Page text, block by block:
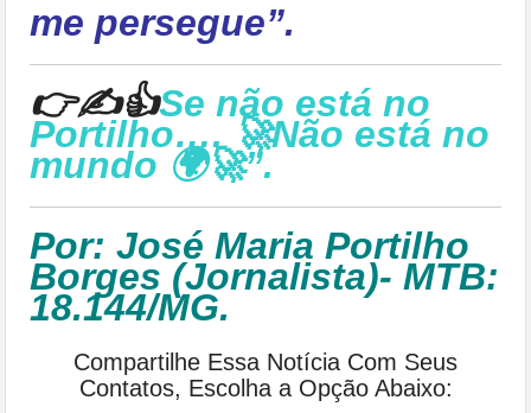
me persegue”.
👉✍👍Se não está no
Portilho…. 🚀Não está no
mundo 🌍🚀”.
Por: José Maria Portilho
Borges (Jornalista)- MTB:
18.144/MG.
Compartilhe Essa Notícia Com Seus
Contatos, Escolha a Opção Abaixo: